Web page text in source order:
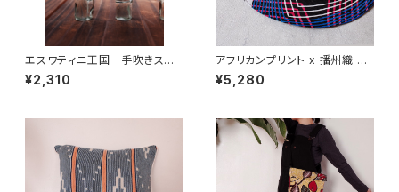
エスワティニ王国 手吹きスワ
ジグラス アニマル オーナメント
(Giraffe)
¥2,310
アフリカンプリント x 播州織 サ
ファリハット
¥5,280